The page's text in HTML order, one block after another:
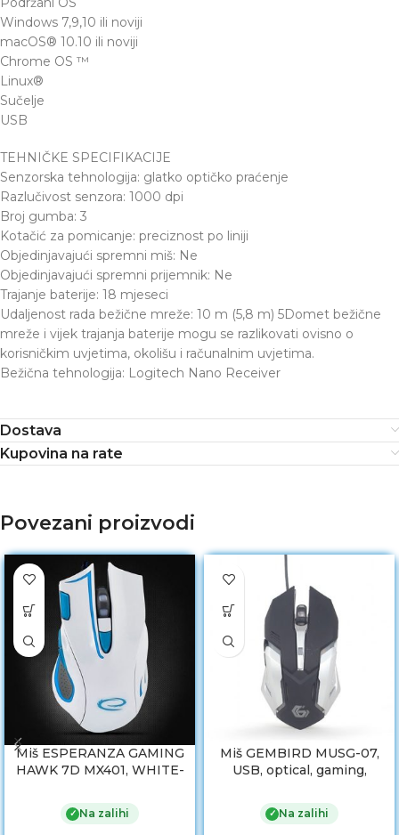
Windows 7,9,10 ili noviji
macOS® 10.10 ili noviji
Chrome OS ™
Linux®
Sučelje
USB
TEHNIČKE SPECIFIKACIJE
Senzorska tehnologija: glatko optičko praćenje
Razlučivost senzora: 1000 dpi
Broj gumba: 3
Kotačić za pomicanje: preciznost po liniji
Objedinjavajući spremni miš: Ne
Objedinjavajući spremni prijemnik: Ne
Trajanje baterije: 18 mjeseci
Udaljenost rada bežične mreže: 10 m (5,8 m) 5Domet bežične
mreže i vijek trajanja baterije mogu se razlikovati ovisno o
korisničkim uvjetima, okolišu i računalnim uvjetima.
Bežična tehnologija: Logitech Nano Receiver
Dostava
Kupovina na rate
Povezani proizvodi
Miš ESPERANZA GAMING
HAWK 7D MX401, WHITE-
click, ergonomic,
EGM401WB
✓ Na zalihi
Miš GEMBIRD MUSG-07,
USB, optical, gaming,
full ergonomic, RGB, 3200
✓ Na zalihi